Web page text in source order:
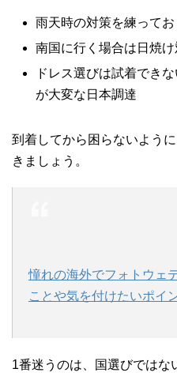
雨天時の対策を練ってお
南国に行く場合は日焼け
ドレス選びは試着でき
が大変な日本調達
到着してから困らないよう
きましょう。
憧れの海外でフォトウェ
ことや気を付けたいポイ
1番迷うのは、国選びではな